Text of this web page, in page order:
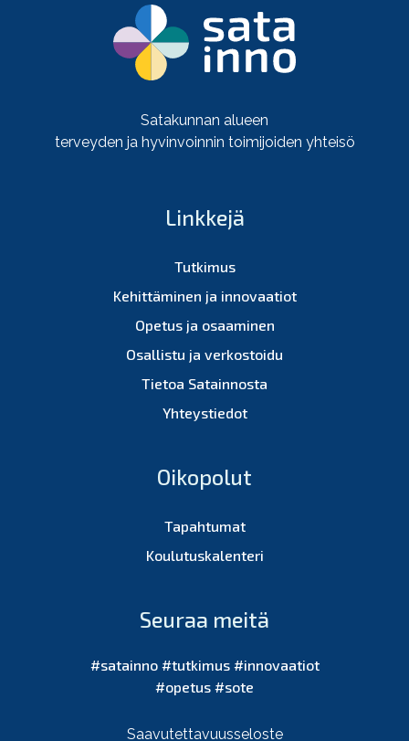
Satakunnan alueen
terveyden ja hyvinvoinnin toimijoiden yhteisö
Linkkejä
Tutkimus
Kehittäminen ja innovaatiot
Opetus ja osaaminen
Osallistu ja verkostoidu
Tietoa Satainnosta
Yhteystiedot
Oikopolut
Tapahtumat
Koulutuskalenteri
Seuraa meitä
#satainno #tutkimus #innovaatiot
#opetus #sote
Saavutettavuusseloste